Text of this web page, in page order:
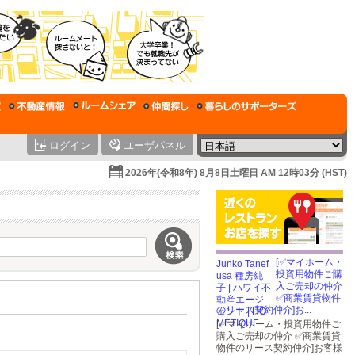
ログイン ユーザパネル
2026年(令和8年) 8月8日土曜日 AM 12時03分 (HST)
[✅マイホーム・
投資用物件ご購
入ご売却の仲介
✅商業賃貸物件
のリース契約仲介]お...
[✅マイホーム・投資用物件ご
購入ご売却の仲介 ✅商業賃貸
物件のリース契約仲介]お客様